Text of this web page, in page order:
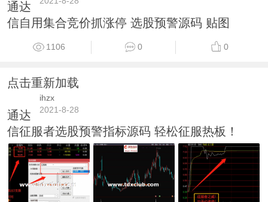
通达
信自用集合竞价抓涨停 选股预警源码 贴图
1106 0 0
点击重新加载
ihzx
2021-8-28
通达
信征服者选股预警指标源码 轻松征服热板！